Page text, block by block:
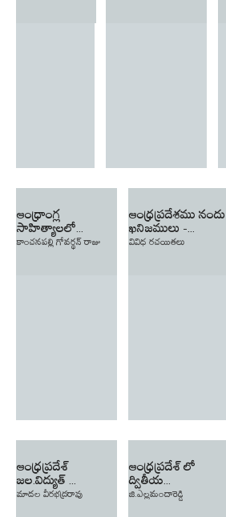
ఆంధ్రాంగ్ల
సాహిత్యాలలో...
కాంచనపల్లి గోవర్థన్ రాజు
ఆంధ్రప్రదేశము నందు
ఖనిజములు -...
వివిధ రచయితలు
ఆంధ్రప్రదేశ్
జల.విద్యుత్ ...
మాదల వీరభద్రరావు
ఆంధ్రప్రదేశ్ లో
ద్వితీయ...
జి.ఎల్లమందారెడ్డి